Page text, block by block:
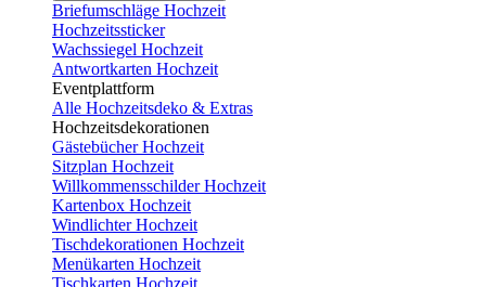
Briefumschläge Hochzeit
Hochzeitssticker
Wachssiegel Hochzeit
Antwortkarten Hochzeit
Eventplattform
Alle Hochzeitsdeko & Extras
Hochzeitsdekorationen
Gästebücher Hochzeit
Sitzplan Hochzeit
Willkommensschilder Hochzeit
Kartenbox Hochzeit
Windlichter Hochzeit
Tischdekorationen Hochzeit
Menükarten Hochzeit
Tischkarten Hochzeit